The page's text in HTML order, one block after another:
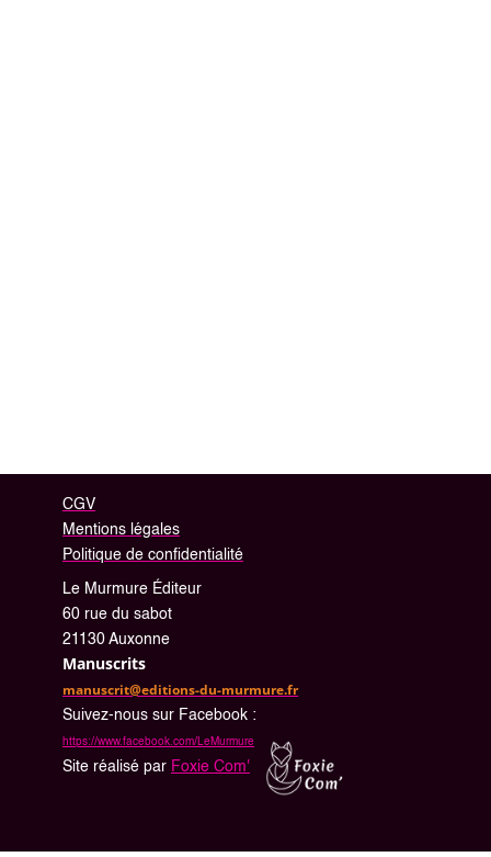
Le Murmure Éditeur
60 rue du sabot
21130 Auxonne
Manuscrits
manuscrit@editions-du-murmure.fr
Suivez-nous sur Facebook :
https://www.facebook.com/LeMurmure
Site réalisé par Foxie Com'
CGV
Mentions légales
Politique de confidentialité